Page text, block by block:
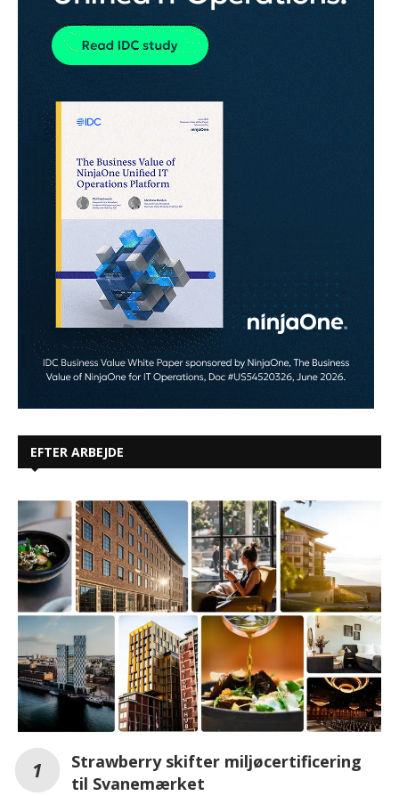
EFTER ARBEJDE
Strawberry skifter miljøcertificering
til Svanemærket